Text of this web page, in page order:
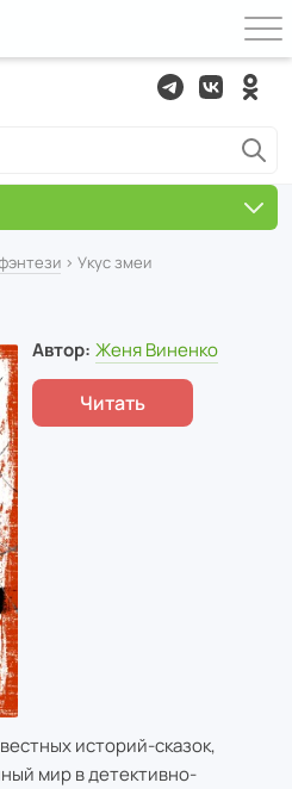
› Укус змеи
Автор: Женя Виненко
Читать
историй-сказок,
мир в детективно-